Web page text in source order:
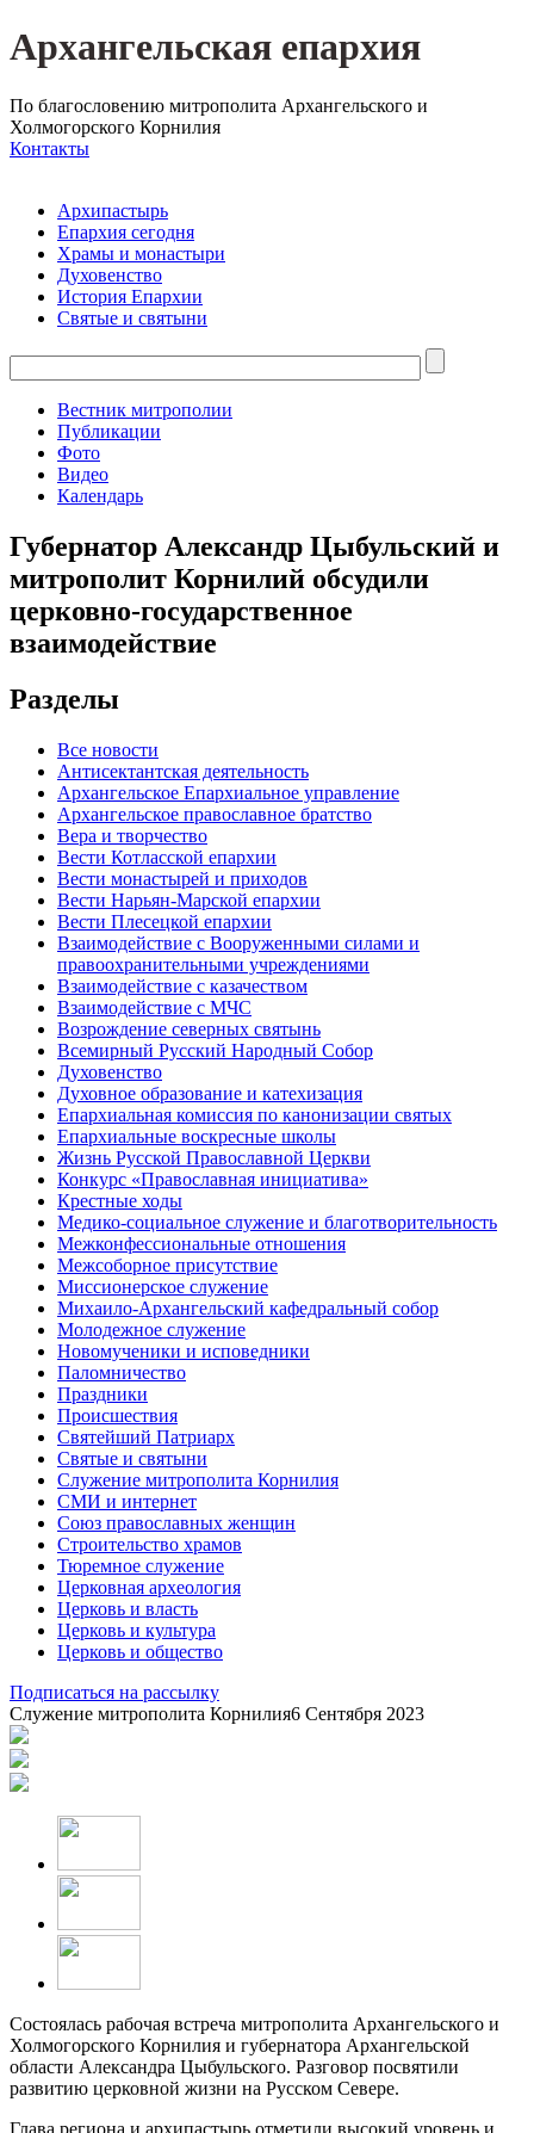
Архангельская епархия
По благословению митрополита Архангельского и
Холмогорского Корнилия
Контакты
Архипастырь
Епархия сегодня
Храмы и монастыри
Духовенство
История Епархии
Святые и святыни
Вестник митрополии
Публикации
Фото
Видео
Календарь
Губернатор Александр Цыбульский и
митрополит Корнилий обсудили
церковно-государственное
взаимодействие
Разделы
Все новости
Антисектантская деятельность
Архангельское Епархиальное управление
Архангельское православное братство
Вера и творчество
Вести Котласской епархии
Вести монастырей и приходов
Вести Нарьян-Марской епархии
Вести Плесецкой епархии
Взаимодействие с Вооруженными силами и
правоохранительными учреждениями
Взаимодействие с казачеством
Взаимодействие с МЧС
Возрождение северных святынь
Всемирный Русский Народный Собор
Духовенство
Духовное образование и катехизация
Епархиальная комиссия по канонизации святых
Епархиальные воскресные школы
Жизнь Русской Православной Церкви
Конкурс «Православная инициатива»
Крестные ходы
Медико-социальное служение и благотворительность
Межконфессиональные отношения
Межсоборное присутствие
Миссионерское служение
Михаило-Архангельский кафедральный собор
Молодежное служение
Новомученики и исповедники
Паломничество
Праздники
Происшествия
Святейший Патриарх
Святые и святыни
Служение митрополита Корнилия
СМИ и интернет
Союз православных женщин
Строительство храмов
Тюремное служение
Церковная археология
Церковь и власть
Церковь и культура
Церковь и общество
Подписаться на рассылку
Служение митрополита Корнилия6 Сентября 2023
Состоялась рабочая встреча митрополита Архангельского и
Холмогорского Корнилия и губернатора Архангельской
области Александра Цыбульского. Разговор посвятили
развитию церковной жизни на Русском Севере.
Глава региона и архипастырь отметили высокий уровень и